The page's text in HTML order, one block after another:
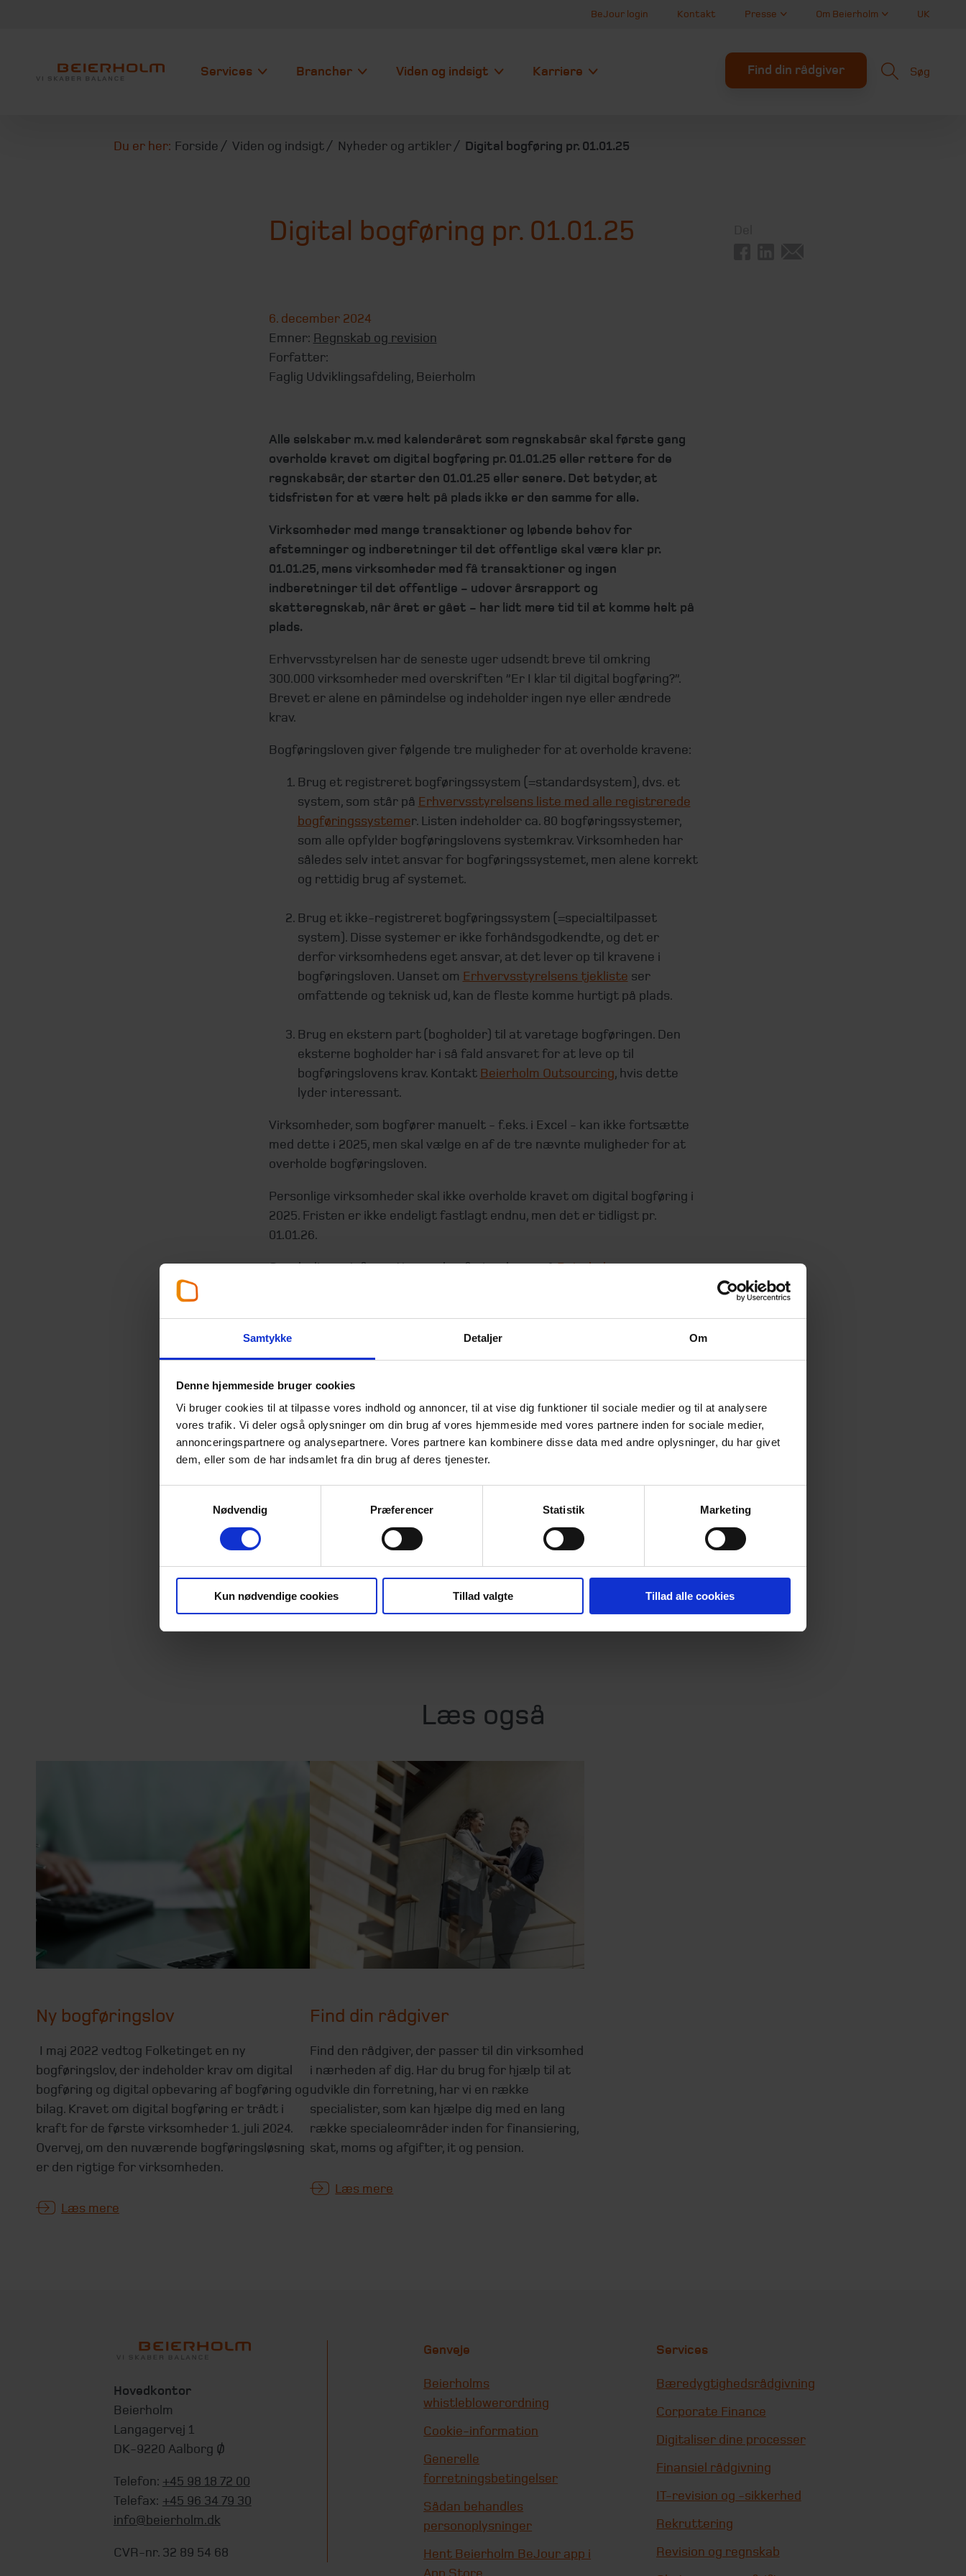
Samtykke Detaljer Om
Denne hjemmeside bruger cookies
Vi bruger cookies til at tilpasse vores indhold og annoncer, til at vise dig funktioner til sociale medier og til at analysere
vores trafik. Vi deler også oplysninger om din brug af vores hjemmeside med vores partnere inden for sociale medier,
annonceringspartnere og analysepartnere. Vores partnere kan kombinere disse data med andre oplysninger, du har givet
dem, eller som de har indsamlet fra din brug af deres tjenester.
Nødvendig
Præferencer Statistik Marketing
Kun nødvendige cookies Tillad valgte Tillad alle cookies
BeJour login Kontakt Presse Om Beierholm UK
Services Brancher Viden og indsigt Karriere Find din rådgiver Søg
Du er her: Forside Viden og indsigt Nyheder og artikler Digital bogføring pr. 01.01.25
Digital bogføring pr. 01.01.25
6. december 2024
Emner: Regnskab og revision
Forfatter:
Faglig Udviklingsafdeling, Beierholm
Alle selskaber m.v. med kalenderåret som regnskabsår skal første gang
overholde kravet om digital bogføring pr. 01.01.25 eller rettere for de
regnskabsår, der starter den 01.01.25 eller senere. Det betyder, at
tidsfristen for at være helt på plads ikke er den samme for alle.
Virksomheder med mange transaktioner og løbende behov for
afstemninger og indberetninger til det offentlige skal være klar pr.
01.01.25, mens virksomheder med få transaktioner og ingen
indberetninger til det offentlige - udover årsrapport og
skatteregnskab, når året er gået - har lidt mere tid til at komme helt på
plads.
Erhvervsstyrelsen har de seneste uger udsendt breve til omkring
300.000 virksomheder med overskriften ”Er I klar til digital bogføring?”.
Brevet er alene en påmindelse og indeholder ingen nye eller ændrede
krav.
Bogføringsloven giver følgende tre muligheder for at overholde kravene:
Brug et registreret bogføringssystem (=standardsystem), dvs. et
system, som står på Erhvervsstyrelsens liste med alle registrerede
bogføringssystemer. Listen indeholder ca. 80 bogføringssystemer,
som alle opfylder bogføringslovens systemkrav. Virksomheden har
således selv intet ansvar for bogføringssystemet, men alene korrekt
og rettidig brug af systemet.
Brug et ikke-registreret bogføringssystem (=specialtilpasset
system). Disse systemer er ikke forhåndsgodkendte, og det er
derfor virksomhedens eget ansvar, at det lever op til kravene i
bogføringsloven. Uanset om Erhvervsstyrelsens tjekliste ser
omfattende og teknisk ud, kan de fleste komme hurtigt på plads.
Brug en ekstern part (bogholder) til at varetage bogføringen. Den
eksterne bogholder har i så fald ansvaret for at leve op til
bogføringslovens krav. Kontakt Beierholm Outsourcing, hvis dette
lyder interessant.
Virksomheder, som bogfører manuelt - f.eks. i Excel - kan ikke fortsætte
med dette i 2025, men skal vælge en af de tre nævnte muligheder for at
overholde bogføringsloven.
Personlige virksomheder skal ikke overholde kravet om digital bogføring i
2025. Fristen er ikke endeligt fastlagt endnu, men det er tidligst pr.
01.01.26.
Se yderligere information om bogføringsloven påBeierholms
Afslutning
din daglige revisor for en nærmere drøftelse herom.
Download nyheden
Læs også
Ny bogføringslov
I maj 2022 vedtog Folketinget en ny
bogføringslov, der indeholder krav om digital
bogføring og digital opbevaring af bogføring og
bilag. Kravet om digital bogføring er trådt i
kraft for de første virksomheder 1. juli 2024.
Overvej, om den nuværende bogføringsløsning
er den rigtige for virksomheden.
Læs mere
Find din rådgiver
Find den rådgiver, der passer til din virksomhed
i nærheden af dig. Har du brug for hjælp til at
udvikle din forretning, har vi en række
specialister, som kan hjælpe dig med en lang
række specialeområder inden for finansiering,
skat, moms og afgifter, it og pension.
Læs mere
Hovedkontor
Beierholm
Langagervej 1
DK-9220 Aalborg Ø
Telefon: +45 98 18 72 00
Telefax: +45 96 34 79 30
info@beierholm.dk
CVR-nr. 32 89 54 68
Genveje
Beierholms
whistleblowerordning
Cookie-information
Generelle
forretningsbetingelser
Sådan behandles
personoplysninger
Hent Beierholm BeJour app i
Services
Bæredygtighedsrådgivning
Corporate Finance
Digitaliser dine processer
Finansiel rådgivning
IT-revision og -sikkerhed
Rekruttering
Revision og regnskab